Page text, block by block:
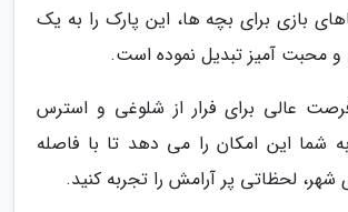
بازی برای بچه ها، این پارک را به یک
محبت آمیز تبدیل نموده است.
عالی برای فرار از شلوغی و استرس
این امکان را می دهد تا با فاصله
شهر، لحظاتی پر آرامش را تجربه کنید.